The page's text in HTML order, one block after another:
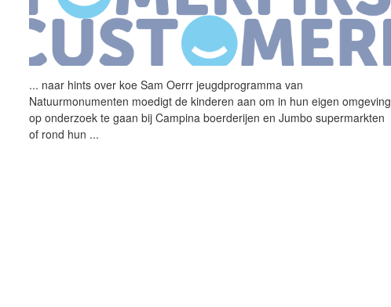
... naar hints over koe SamOerrr jeugdprogramma van
Natuurmonumenten moedigt de kinderen aan om in hun eigen omgeving
op onderzoek te gaan bij Campina boerderijen en Jumbo supermarkten
of rond hun ...